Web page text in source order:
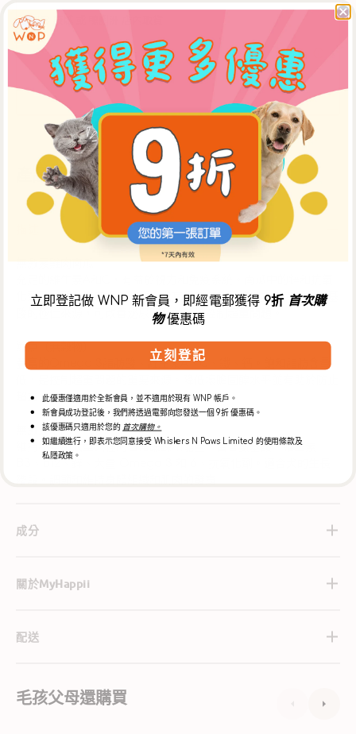
產品詳情
化劑可以預防皮膚過敏問題，尤其是在濕度高的地方。南瓜中胺基
酸的極佳來源，可改善泌尿問題並嚴格控制超重問題。
鯰魚（無穀物）
豐富的Omega 3脂肪酸、維生素A、C、鐵、鈣。飽和脂肪含量
超重。
無激素羊肉
維持小型和大型犬種的日常鍛鍊和能量。富含氨基酸、維生素
成分
關於MyHappii
配送
毛孩父母還購買
氧
化
重
護
理
食
譜
糧
冷
量
減
少
抗
化
體
重
控
制
護
理
食
譜
糧
冷
量
增
加
即日 康城 或 鴨脷洲 店內取貨
中午12時前於 WNP網上商店 下單，可於當日下午5時30分後
到【康城店】自取，或下午3時30分後到【鴨脷洲店】自取。
** 如需安排店內取貨，請於購物車頁面選擇【WNP 門市自
取】選項。
立即登記做 WNP 新會員，即經電郵獲得 9折 首次購
物優惠碼
立刻登記
此優惠僅適用於全新會員，並不適用於現有 WNP 帳戶。
新會員成功登記後，我們將透過電郵向您發送一個 9折 優惠碼。
該優惠碼只適用於您的 首次購物。
如繼續進行，即表示您同意接受 Whiskers N Paws Limited 的使用條款及
私隱政策。